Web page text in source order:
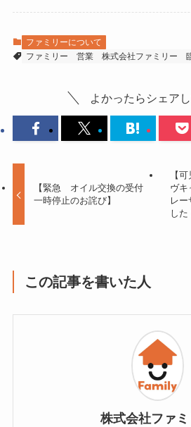
ファミリーについて
ファミリー
営業 株式会社ファミリー
よかったらシェアし
【緊急 オイル交換の受付
一時停止のお詫び】
【
ヴキ
レー
した
この記事を書いた人
株式会社ファ